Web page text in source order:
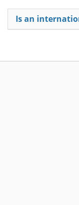
Is an